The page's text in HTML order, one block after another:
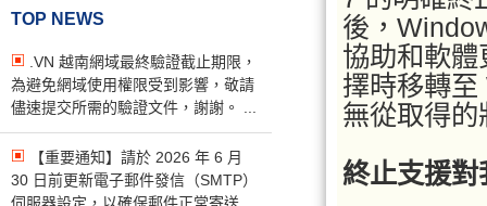
TOP NEWS
.VN 越南網域最終驗證截止期限，
為避免網域使用權限受到影響，敬請
儘速提交所需的驗證文件，謝謝。 ...
【重要通知】請於 2026 年 6 月
30 日前更新電子郵件發信（SMTP）
後，
協助和軟
擇時移轉
無從取得的
終止支援